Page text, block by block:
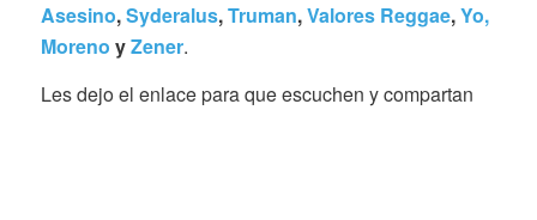
Asesino,Syderalus,Truman,Valores Reggae,Yo,
Moreno yZener.
Les dejo el enlace para que escuchen y compartan